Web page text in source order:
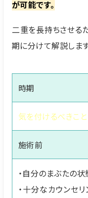
が可能です。
二重を長持ちさせる
期に分けて解説します
時期
気を付けるべきこと
施術前
・自分のまぶたの
・十分なカウンセ